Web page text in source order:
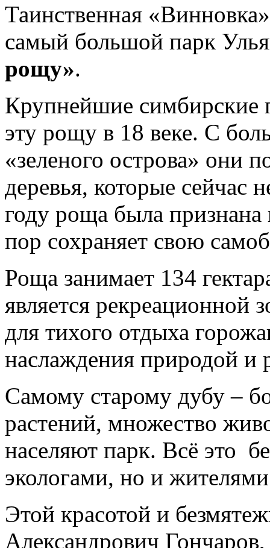
Таинственная
самый большой парк
рощу».
Крупнейшие симбирские
эту рощу в 18 веке. С
«зеленого острова» они
деревья, которые сейчас
году роща была
пор сохраняет свою
Роща занимает 134
является рекреационной
для тихого отдыха
наслаждения природой
Самому старому дубу –
растений, множество
населяют парк. Всё это
экологами, но и
Этой красотой и
Александрович